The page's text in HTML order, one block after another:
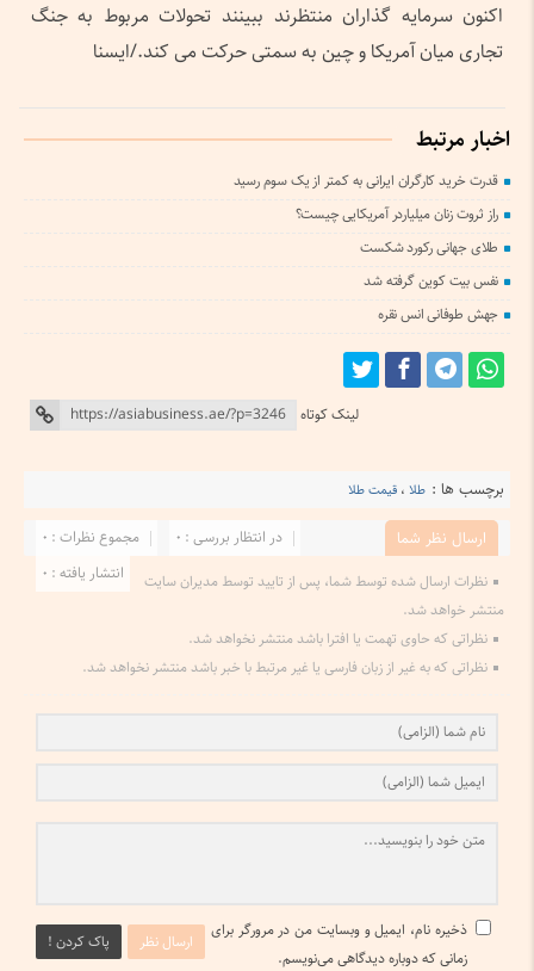
اکنون سرمایه گذاران منتظرند ببینند تحولات مربوط به جنگ
تجاری میان آمریکا و چین به سمتی حرکت می کند./ایسنا
اخبار مرتبط
قدرت خرید کارگران ایرانی به کمتر از یک سوم رسید
راز ثروت زنان میلیاردر آمریکایی چیست؟
طلای جهانی رکورد شکست
نفس بیت کوین گرفته شد
جهش طوفانی انس نقره
لینک کوتاه
برچسب ها : طلا ، قیمت طلا
ارسال نظر شما مجموع نظرات : 0
در انتظار بررسی : 0
انتشار یافته : 0
نظرات ارسال شده توسط شما، پس از تایید توسط مدیران سایت
منتشر خواهد شد.
نظراتی که حاوی تهمت یا افترا باشد منتشر نخواهد شد.
نظراتی که به غیر از زبان فارسی یا غیر مرتبط با خبر باشد منتشر نخواهد شد.
ارسال نظر پاک کردن !
ذخیره نام، ایمیل و وبسایت من در مرورگر برای
زمانی که دوباره دیدگاهی می‌نویسم.